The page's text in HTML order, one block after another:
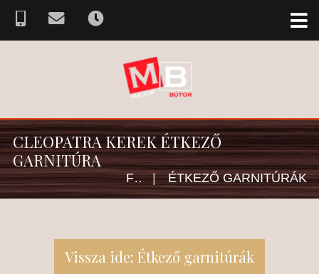
CLEOPATRA KEREK ÉTKEZŐ
GARNITÚRA
FŐOLDAL | ÉTKEZŐ GARNITÚRÁK
Vissza ide: Étkező garnitúrák